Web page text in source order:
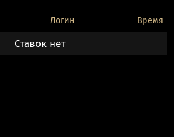
Логин Время
Ставок нет